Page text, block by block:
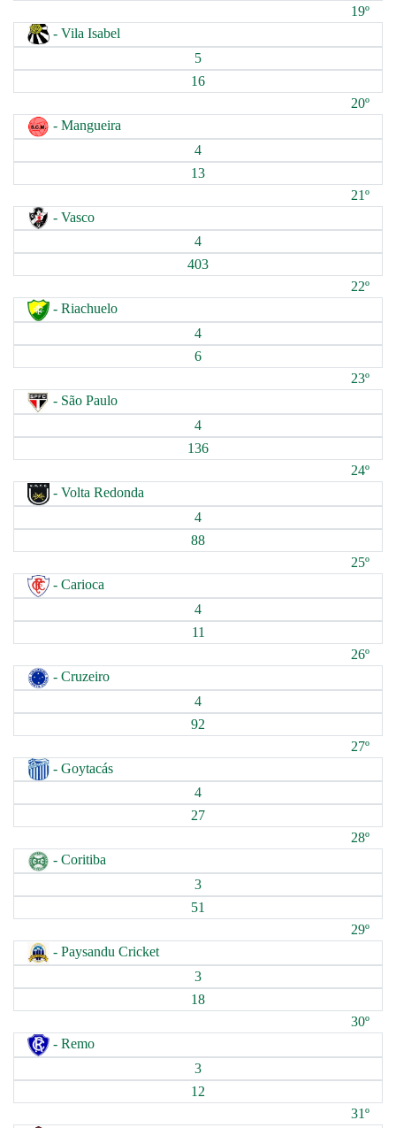
19º
- Vila Isabel
5
16
20º
- Mangueira
4
13
21º
- Vasco
4
403
22º
- Riachuelo
4
6
23º
- São Paulo
4
136
24º
- Volta Redonda
4
88
25º
- Carioca
4
11
26º
- Cruzeiro
4
92
27º
- Goytacás
4
27
28º
- Coritiba
3
51
29º
- Paysandu Cricket
3
18
30º
- Remo
3
12
31º